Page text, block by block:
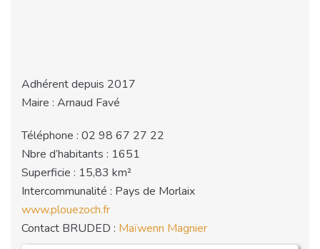
Adhérent depuis 2017
Maire : Arnaud Favé
Téléphone : 02 98 67 27 22
Nbre d’habitants : 1651
Superficie : 15,83 km²
Intercommunalité : Pays de Morlaix
www.plouezoch.fr
Contact BRUDED : Maïwenn Magnier